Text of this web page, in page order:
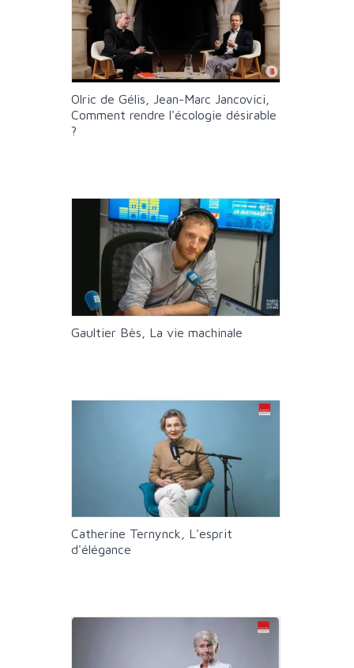
Olric de Gélis, Jean-Marc Jancovici,
Comment rendre l'écologie désirable
?
Gaultier Bès, La vie machinale
Catherine Ternynck, L'esprit
d'élégance